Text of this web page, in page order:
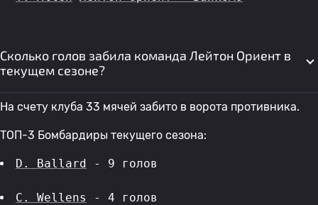
Сколько голов забила команда Лейтон Ориент в
текущем сезоне?
На счету клуба 33 мячей забито в ворота противника.
ТОП-3 Бомбардиры текущего сезона:
D. Ballard - 9 голов
C. Wellens - 4 голов